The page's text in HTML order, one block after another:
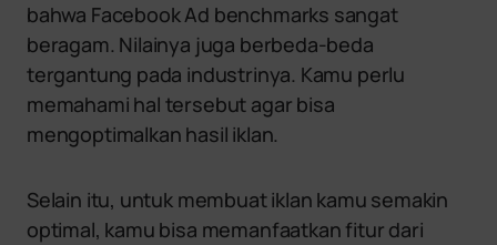
bahwa Facebook Ad benchmarks sangat
beragam. Nilainya juga berbeda-beda
tergantung pada industrinya. Kamu perlu
memahami hal tersebut agar bisa
mengoptimalkan hasil iklan.
Selain itu, untuk membuat iklan kamu semakin
optimal, kamu bisa memanfaatkan fitur dari